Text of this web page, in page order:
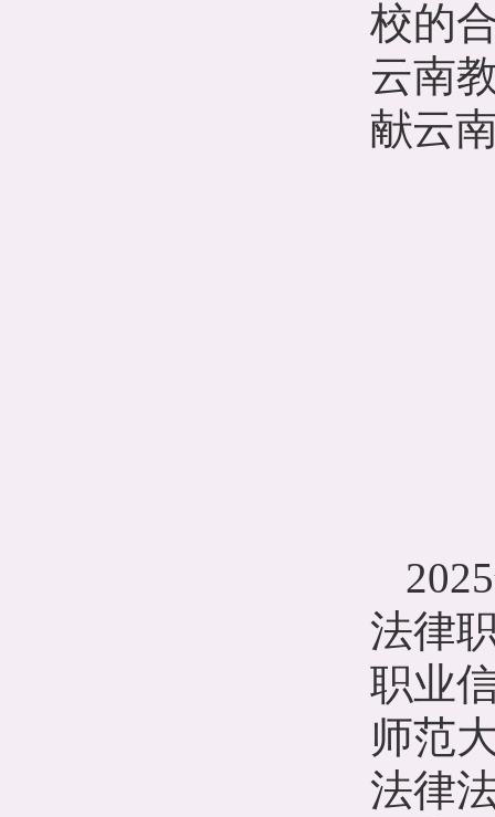
校的
云南
献云
2025
法律
职业
师范
法律